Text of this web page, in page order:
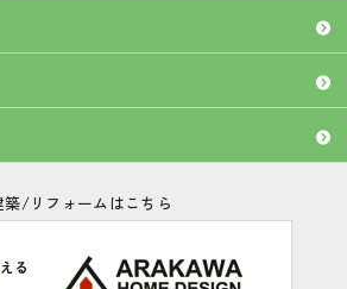
築/リフォームはこちら